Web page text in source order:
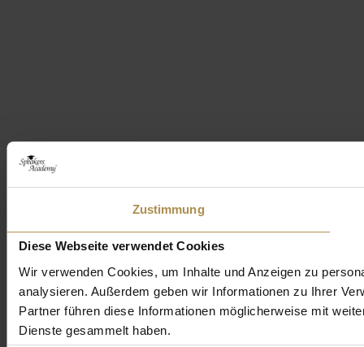
Zustimmung
Diese Webseite verwendet Cookies
Wir verwenden Cookies, um Inhalte und Anzeigen zu
analysieren. Außerdem geben wir Informationen zu Ihrer
Partner führen diese Informationen möglicherweise mit
Dienste gesammelt haben.